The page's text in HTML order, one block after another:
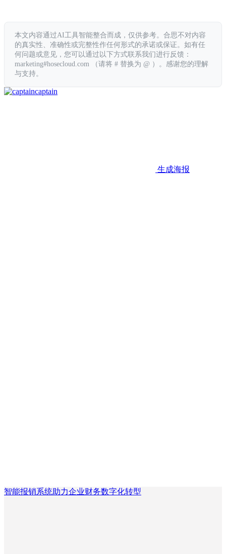
本文内容通过AI工具智能整合而成，仅供参考。合思不对内容
的真实性、准确性或完整性作任何形式的承诺或保证。如有任
何问题或意见，您可以通过以下方式联系我们进行反馈：
marketing#hosecloud.com （请将 # 替换为 @ ）。感谢您的理解
与支持。
captain
生成海报
智能报销系统助力企业财务数字化转型